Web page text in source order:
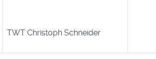
TWT Christoph Schneider